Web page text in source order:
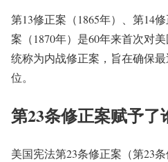
第13修正案（1865年）、第14
案（1870年）是60年来首次对
统称为内战修正案，旨在确保
位。
第23条修正案赋予了
美国宪法第23条修正案（第23